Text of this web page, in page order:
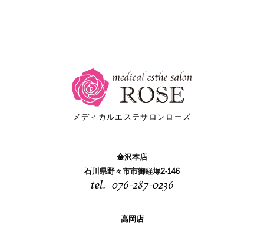
メディカルエステサロンローズ
金沢本店
石川県野々市市御経塚2-146
076-287-0236
高岡店